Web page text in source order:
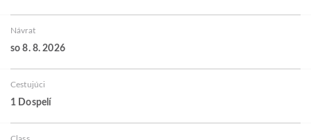
Návrat
so 8. 8. 2026
Cestujúci
1 Dospelí